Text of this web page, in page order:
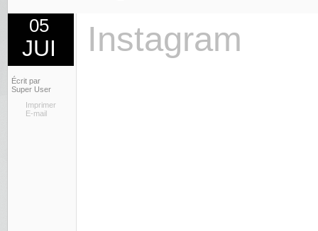
05
JUI
Écrit par
Super User
Imprimer
E-mail
Instagram